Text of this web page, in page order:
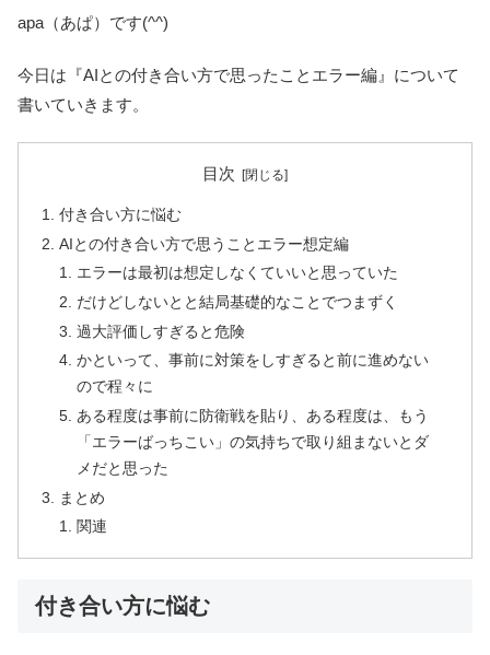
apa（あぱ）です(^^)
今日は『AIとの付き合い方で思ったことエラー編』について
書いていきます。
目次
付き合い方に悩む
AIとの付き合い方で思うことエラー想定編
エラーは最初は想定しなくていいと思っていた
だけどしないとと結局基礎的なことでつまずく
過大評価しすぎると危険
かといって、事前に対策をしすぎると前に進めない
ので程々に
ある程度は事前に防衛戦を貼り、ある程度は、もう
「エラーばっちこい」の気持ちで取り組まないとダ
メだと思った
まとめ
関連
付き合い方に悩む